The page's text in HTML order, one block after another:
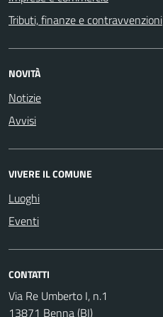
Tributi, finanze e contravvenzioni
NOVITÀ
Notizie
Avvisi
VIVERE IL COMUNE
Luoghi
Eventi
CONTATTI
Via Re Umberto I, n.1
13871 Benna (BI)